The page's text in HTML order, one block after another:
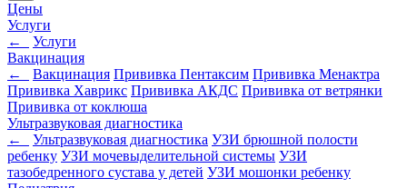
Цены
Услуги
←
Услуги
Вакцинация
←
Вакцинация Прививка Пентаксим Прививка Менактра
Прививка Хаврикс Прививка АКДС Прививка от ветрянки
Прививка от коклюша
Ультразвуковая диагностика
←
Ультразвуковая диагностика УЗИ брюшной полости
ребенку УЗИ мочевыделительной системы УЗИ
тазобедренного сустава у детей УЗИ мошонки ребенку